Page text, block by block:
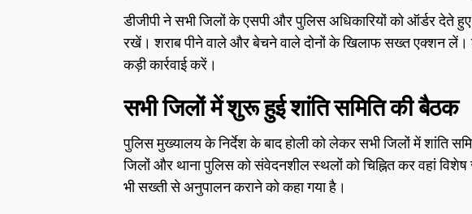
डीजीपी ने सभी जिलों के एसपी और पुलिस अधिकारियों को ऑर्डर देते
रखें। शराब पीने वाले और बेचने वाले दोनों के खिलाफ सख्त एक्शन लें।
कड़ी कार्रवाई करें।
सभी जिलों में शुरू हुई शांति समिति की बैठक
पुलिस मुख्यालय के निर्देश के बाद होली को लेकर सभी जिलों में शांति
जिलों और थाना पुलिस को संवेदनशील स्थलों को चिह्नित कर वहां विशेष
भी सख्ती से अनुपालन कराने को कहा गया है।